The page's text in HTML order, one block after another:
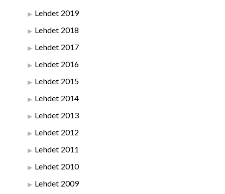
Lehdet 2019
Lehdet 2018
Lehdet 2017
Lehdet 2016
Lehdet 2015
Lehdet 2014
Lehdet 2013
Lehdet 2012
Lehdet 2011
Lehdet 2010
Lehdet 2009